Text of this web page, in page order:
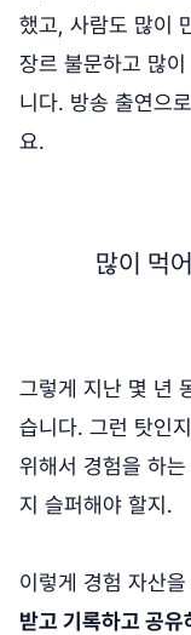
했고, 사람도 많이
장르 불문하고 많
니다. 방송 출연으
요.
많이 먹
그렇게 지난 몇 년
습니다. 그런 탓인
위해서 경험을 하
지 슬퍼해야 할지.
이렇게 경험 자산
받고 기록하고 공